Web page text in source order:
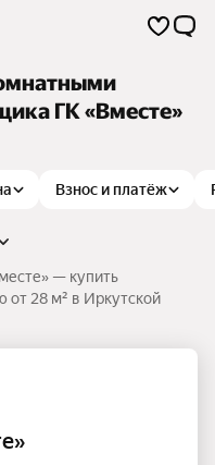
ГК «Вместе»
Взнос и платёж
— купить
от 28 м² в Иркутской